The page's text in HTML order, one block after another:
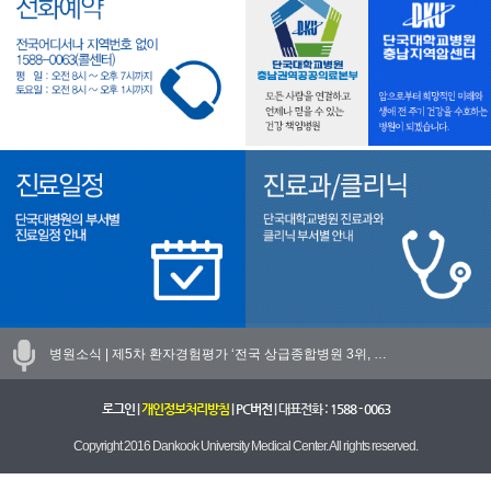
병원소식 | 제5차 환자경험평가 ‘전국 상급종합병원 3위, …
로그인| 개인정보처리방침| PC버전| 대표전화 : 1588 - 0063
Copyright 2016 Dankook University Medical Center. All rights reserved.